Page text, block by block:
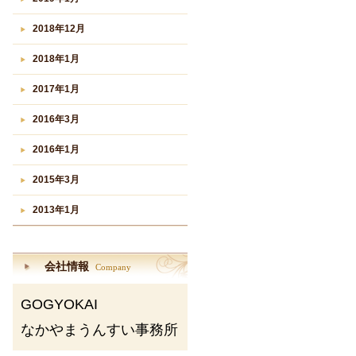
2018年12月
2018年1月
2017年1月
2016年3月
2016年1月
2015年3月
2013年1月
会社情報 Company
GOGYOKAI
なかやまうんすい事務所